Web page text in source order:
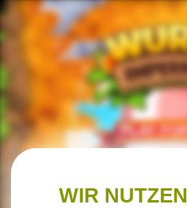
PLAY
WIR